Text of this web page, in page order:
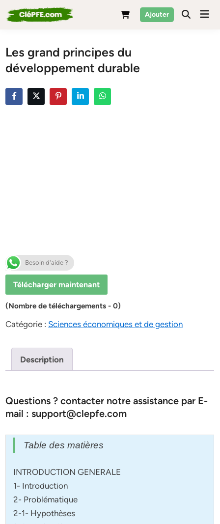
to
Ajouter
Les grand principes du
développement durable
Besoin d'aide ?
Télécharger maintenant
(Nombre de téléchargements - 0)
Catégorie : Sciences économiques et de gestion
Description
Questions ? contacter notre assistance par E-
mail : support@clepfe.com
Table des matières
INTRODUCTION GENERALE
1- Introduction
2- Problématique
2-1- Hypothèses